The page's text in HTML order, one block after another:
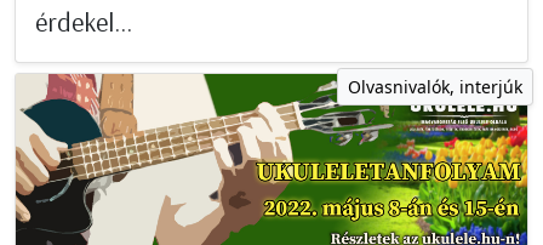
érdekel...
Olvasnivalók, interjúk